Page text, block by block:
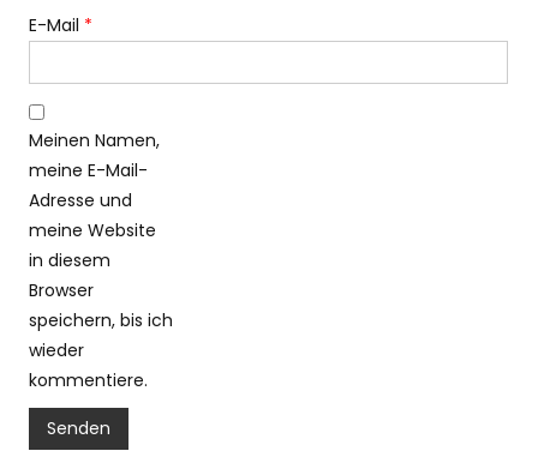
E-Mail *
Meinen Namen,
meine E-Mail-
Adresse und
meine Website
in diesem
Browser
speichern, bis ich
wieder
kommentiere.